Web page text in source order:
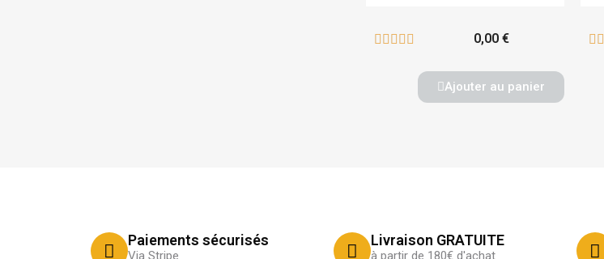
     0,00 €
Ajouter au panier
 
Paiements sécurisés
Via Stripe
Livraison GRATUITE
à partir de 180€ d'achat